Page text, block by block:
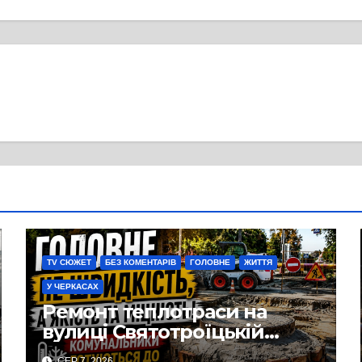
TV СЮЖЕТ БЕЗ КОМЕНТАРІВ ГОЛОВНЕ ЖИТТЯ
У ЧЕРКАСАХ
Ремонт теплотраси на
вулиці Святотроїцькій
затягнувся порівняно із